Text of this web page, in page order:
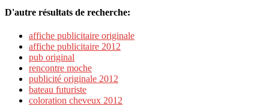
D'autre résultats de recherche:
affiche publicitaire originale
affiche publicitaire 2012
pub original
rencontre moche
publicité originale 2012
bateau futuriste
coloration cheveux 2012